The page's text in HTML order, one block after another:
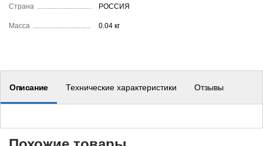
Страна РОССИЯ
Масса 0.04 кг
Описание Технические характеристики Отзывы